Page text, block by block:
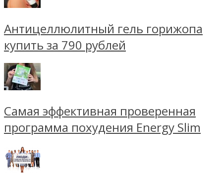
Антицеллюлитный гель горижопа
купить за 790 рублей
Самая эффективная проверенная
программа похудения Energy Slim